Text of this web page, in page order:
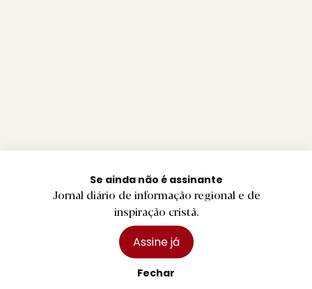
Se ainda não é assinante
Jornal diário de informação regional e de
inspiração cristã.
Assine já
Fechar